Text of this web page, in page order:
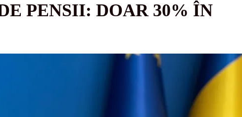
PENSII: DOAR 30% ÎN